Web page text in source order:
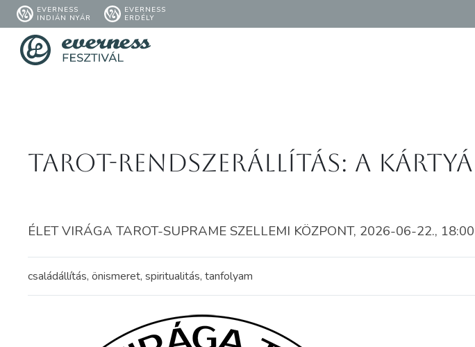
EVERNESS
INDIÁN NYÁR
EVERNESS
ERDÉLY
Tarot-Rendszerállítás: A
ÉLET VIRÁGA TAROT-SUPRAME SZELLEMI KÖZPONT, 2026-06-22.,
családállítás, önismeret, spiritualitás, tanfolyam